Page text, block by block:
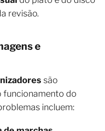
revisão.
e
são
funcionamento do
incluem: